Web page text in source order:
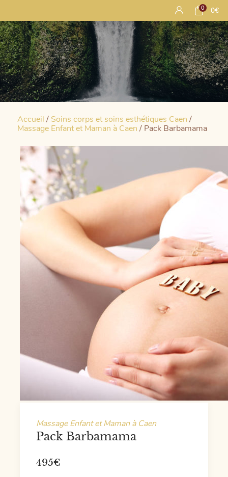
0 0€
Accueil / Soins corps et soins esthétiques Caen /
Massage Enfant et Maman à Caen / Pack Barbamama
Massage Enfant et Maman à Caen
Pack Barbamama
495€